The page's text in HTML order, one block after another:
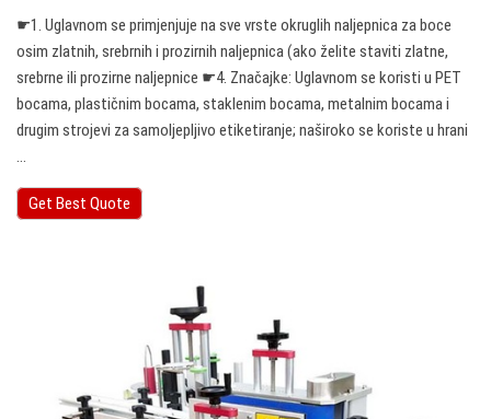
☛1. Uglavnom se primjenjuje na sve vrste okruglih naljepnica za boce
osim zlatnih, srebrnih i prozirnih naljepnica (ako želite staviti zlatne,
srebrne ili prozirne naljepnice ☛4. Značajke: Uglavnom se koristi u PET
bocama, plastičnim bocama, staklenim bocama, metalnim bocama i
drugim strojevi za samoljepljivo etiketiranje; naširoko se koriste u hrani
...
Get Best Quote